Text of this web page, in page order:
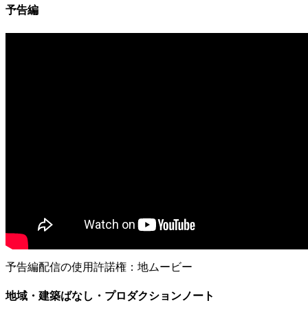
予告編
予告編配信の使用許諾権：地ムービー
地域・建築ばなし・プロダクションノート